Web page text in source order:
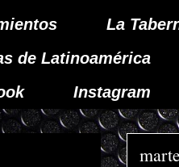
La
de Latinoamérica
Instagram